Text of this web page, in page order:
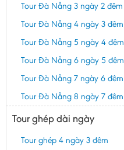
Tour Đà Nẵng 3 ngày 2 đêm
Tour Đà Nẵng 4 ngày 3 đêm
Tour Đà Nẵng 5 ngày 4 đêm
Tour Đà Nẵng 6 ngày 5 đêm
Tour Đà Nẵng 7 ngày 6 đêm
Tour Đà Nẵng 8 ngày 7 đêm
Tour ghép dài ngày
Tour ghép 4 ngày 3 đêm